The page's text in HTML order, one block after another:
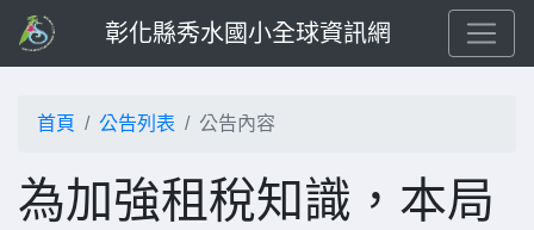
彰化縣秀水國小全球資訊網
首頁 公告列表 公告內容
為加強租稅知識，本局